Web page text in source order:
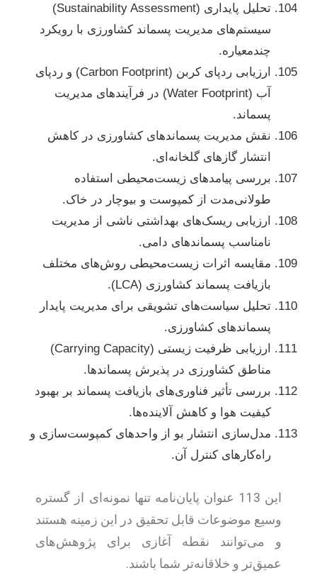
تحلیل پایداری (Sustainability Assessment)
سیستم‌های مدیریت پسماند کشاورزی با رویکرد
چندمعیاره.
ارزیابی ردپای کربن (Carbon Footprint) و ردپای
آب (Water Footprint) در فرآیندهای مدیریت
پسماند.
نقش مدیریت پسماندهای کشاورزی در کاهش
انتشار گازهای گلخانه‌ای.
بررسی پیامدهای زیست‌محیطی استفاده
طولانی‌مدت از کمپوست و بیوچار در خاک.
ارزیابی ریسک‌های بهداشتی ناشی از مدیریت
نامناسب پسماندهای دامی.
مقایسه اثرات زیست‌محیطی روش‌های مختلف
بازیافت پسماند کشاورزی (LCA).
تحلیل سیاست‌های تشویقی برای مدیریت پایدار
پسماندهای کشاورزی.
ارزیابی ظرفیت زیستی (Carrying Capacity)
مناطق کشاورزی در پذیرش پسماندها.
بررسی تأثیر فناوری‌های بازیافت پسماند بر بهبود
کیفیت هوا و کاهش آلاینده‌ها.
مدل‌سازی انتشار بو از واحدهای کمپوست‌سازی و
راه‌کارهای کنترل آن.
این 113 عنوان پایان‌نامه تنها نمونه‌ای از گستره
وسیع موضوعات قابل تحقیق در این زمینه هستند
و می‌توانند نقطه آغازی برای پژوهش‌های
عمیق‌تر و خلاقانه‌تر شما باشند.